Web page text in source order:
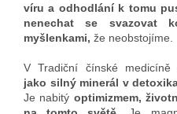
víru a odhodlání k tomu
nenechat se svazovat
myšlenkami, že neobstojíme.
V Tradiční čínské medicíně
jako silný minerál v
Je nabitý optimizmem,